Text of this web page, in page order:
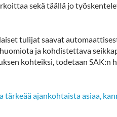
sekä täällä jo
tulijat saavat
ja kohdistettava
kohteiksi, todetaan SAK:n
ajankohtaista asiaa,